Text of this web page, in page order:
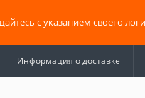
с указанием своего
Информация о доставке